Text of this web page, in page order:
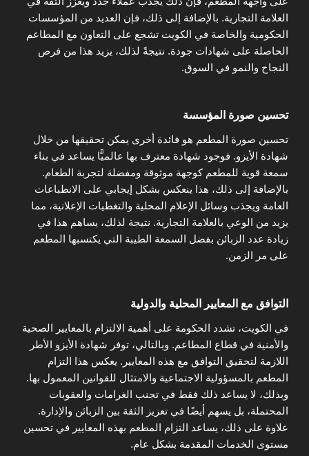
العلامة التجارية. بالإضافة إلى ذلك، فإن العديد من المؤسسات
الحكومية والخاصة في الكويت تشجع على التعاون مع المطاعم
الحاصلة على شهادات جودة. نتيجةً لذلك، يزيد هذا من فرص
النجاح والنمو في السوق.
تحسين صورة المؤسسة
تحسين صورة المطعم هو فائدة أخرى يمكن تحقيقها من خلال
شهادة الأيزو. فوجود شهادة معترف بها عالميًّا يساعد في بناء
سمعة قوية للمطعم كوجهة موثوقة ومفضلة لتجربة الطعام.
بالإضافة إلى ذلك، هذا ينعكس بشكل إيجابي على الانطباعات
العامة ويجذب وسائل الإعلام المحلية والتغطيات الإعلانية، مما
يزيد من الوعي بالعلامة التجارية. نتيجة لذلك، يساهم هذا في
زيادة عدد الزبائن بفضل السمعة الطيبة التي يكتسبها المطعم
على مر الزمن.
التوافق مع المعايير المحلية والدولية
في الكويت، تشدد الحكومة على أهمية الالتزام بالمعايير الصحية
والأمنية في قطاع المطاعم. وبالتالي، توفر شهادة الأيزو الأطر
اللازمة لتحقيق التوافق مع هذه المعايير. يعكس هذا التزام
المطعم بالمسؤولية الاجتماعية والامتثال للقوانين المعمول بها.
وبذلك، لا يساعد ذلك فقط في تجنب الغرامات والعقوبات
المحتملة، بل يسهم أيضًا في تعزيز الثقة بين الزبائن والإدارة.
علاوة على ذلك، يساعد التزام المطعم بهذه المعايير في تحسين
مستوى الخدمات المقدمة بشكل عام.